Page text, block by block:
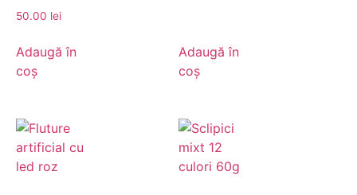
50.00 lei
Adaugă în
coș
Adaugă în
coș